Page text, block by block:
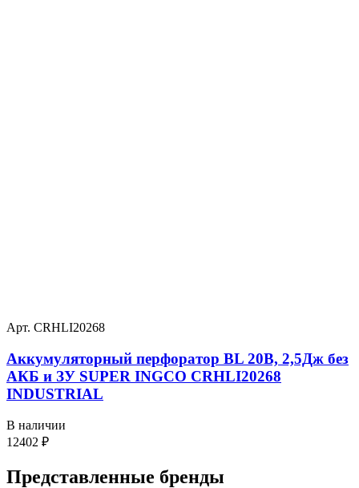
Арт. CRHLI20268
Аккумуляторный перфоратор BL 20В, 2,5Дж без
АКБ и ЗУ SUPER INGCO CRHLI20268
INDUSTRIAL
В наличии
12402 ₽
Представленные бренды